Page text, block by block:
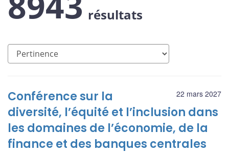
résultats
22 mars 2027
Conférence sur la
diversité, l’équité et l’inclusion dans
les domaines de l’économie, de la
finance et des banques centrales